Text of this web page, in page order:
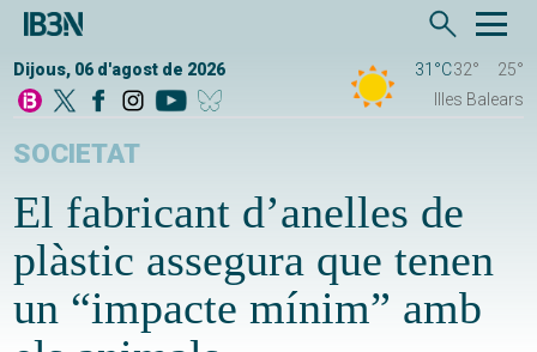
Dijous, 06 d'agost de 2026 31°C32°
25°
Illes Balears
SOCIETAT
El fabricant d’anelles de
plàstic assegura que tenen
un “impacte mínim” amb